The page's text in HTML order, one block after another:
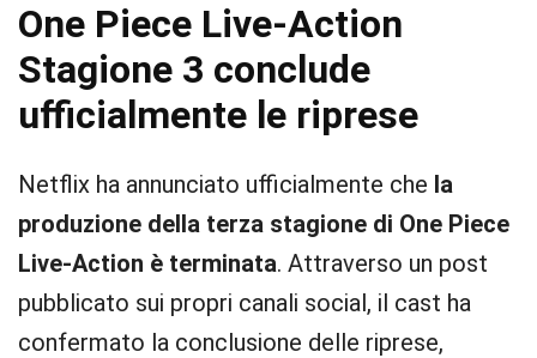
One Piece Live-Action
Stagione 3 conclude
ufficialmente le riprese
Netflix ha annunciato ufficialmente che la
produzione della terza stagione di One Piece
Live-Action è terminata. Attraverso un post
pubblicato sui propri canali social, il cast ha
confermato la conclusione delle riprese,